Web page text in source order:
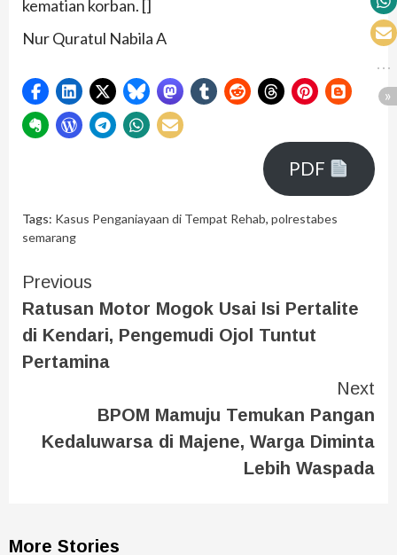
kematian korban. []
Nur Quratul Nabila A
PDF
Tags: Kasus Penganiayaan di Tempat Rehab, polrestabes
semarang
Previous
Ratusan Motor Mogok Usai Isi Pertalite
di Kendari, Pengemudi Ojol Tuntut
Pertamina
Next
BPOM Mamuju Temukan Pangan
Kedaluwarsa di Majene, Warga Diminta
Lebih Waspada
More Stories